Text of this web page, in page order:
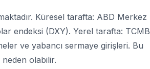
Küresel tarafta: ABD Merkez
endeksi (DXY). Yerel tarafta: TCMB
ve yabancı sermaye girişleri. Bu
olabilir.